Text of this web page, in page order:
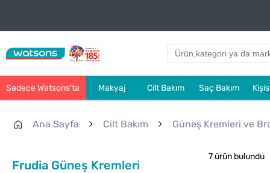
Sadece Watsons’ta Makyaj Cilt Bakım Saç Bakım
Ana Sayfa Cilt Bakım Güneş Kremleri ve
Frudia Güneş Kremleri
7 ürün bulundu